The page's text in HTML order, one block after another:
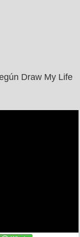
Draw My Life